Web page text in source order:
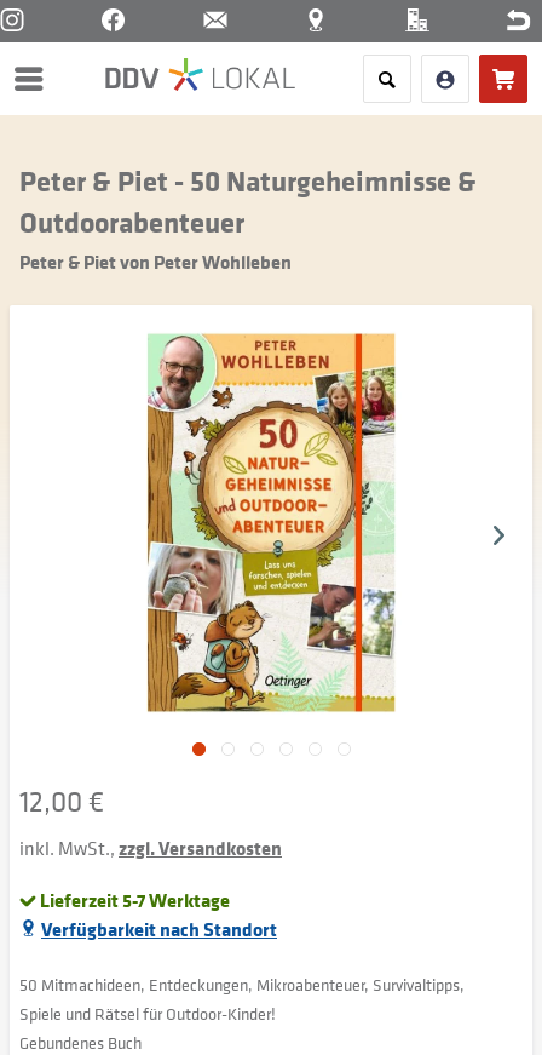
Menü
Peter & Piet - 50 Naturgeheimnisse &
Outdoorabenteuer
Peter & Piet von Peter Wohlleben
12,00 €
inkl. MwSt.,zzgl. Versandkosten
Lieferzeit 5-7 Werktage
Verfügbarkeit nach Standort
50 Mitmachideen, Entdeckungen, Mikroabenteuer, Survivaltipps,
Spiele und Rätsel für Outdoor-Kinder!
Gebundenes Buch